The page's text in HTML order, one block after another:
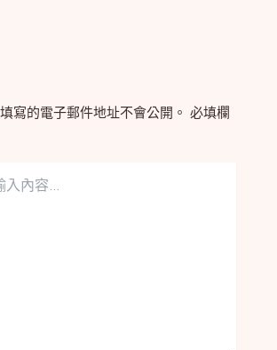
寫的電子郵件地址不會公開。 必填欄